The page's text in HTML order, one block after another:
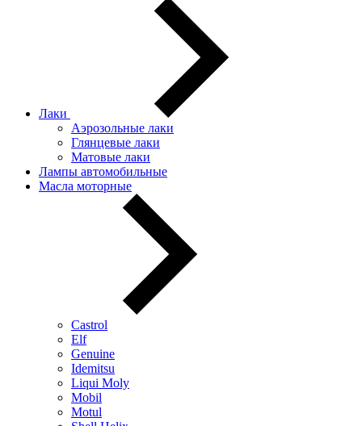
Лаки
Аэрозольные лаки
Глянцевые лаки
Матовые лаки
Лампы автомобильные
Масла моторные
Castrol
Elf
Genuine
Idemitsu
Liqui Moly
Mobil
Motul